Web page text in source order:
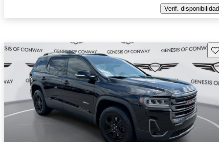
Verif. disponibilidad